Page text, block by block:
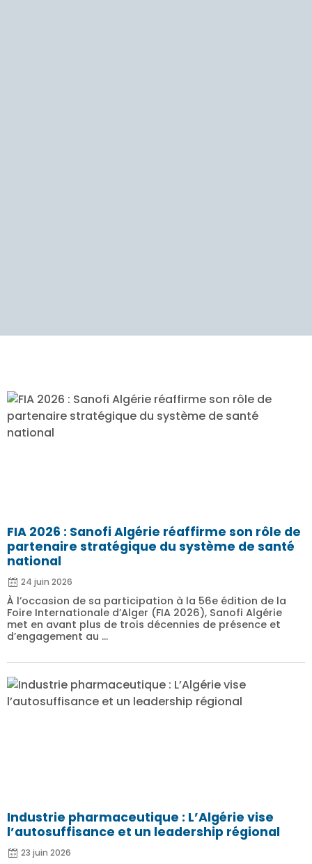
FIA 2026 : Sanofi Algérie réaffirme son rôle de
partenaire stratégique du système de santé
national
24 juin 2026
À l’occasion de sa participation à la 56e édition de la
Foire Internationale d’Alger (FIA 2026), Sanofi Algérie
met en avant plus de trois décennies de présence et
d’engagement au ...
Industrie pharmaceutique : L’Algérie vise
l’autosuffisance et un leadership régional
23 juin 2026